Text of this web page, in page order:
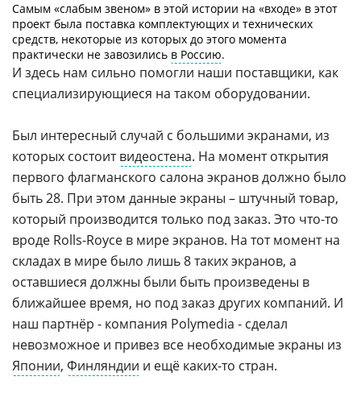
Самым «слабым звеном» в этой истории на «входе» в этот
проект была поставка комплектующих и технических
средств, некоторые из которых до этого момента
практически не завозились в Россию.
И здесь нам сильно помогли наши поставщики, как
специализирующиеся на таком оборудовании.
Был интересный случай с большими экранами, из
которых состоитвидеостена. На момент открытия
первого флагманского салона экранов должно было
быть 28. При этом данные экраны – штучный товар,
который производится только под заказ. Это что-то
вроде Rolls-Roycе в мире экранов. На тот момент на
складах в мире было лишь 8 таких экранов, а
оставшиеся должны были быть произведены в
ближайшее время, но под заказ других компаний. И
наш партнёр - компания Polymedia - сделал
невозможное и привез все необходимые экраны из
Японии, Финляндии и ещё каких-то стран.